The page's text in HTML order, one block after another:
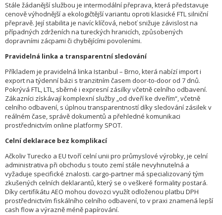
Stále žádanější službou je intermodální přeprava, která představuje
cenově výhodnější a ekologičtější variantu oproti klasické FTL silniční
přepravě. Její stabilita je navíc klíčová, neboť snižuje závislost na
případných zdrženích na tureckých hranicích, způsobených
dopravními zácpami či chybějícími povoleními.
Pravidelná linka a transparentní sledování
Příkladem je pravidelná linka Istanbul – Brno, která nabízí import i
export na týdenní bázi s tranzitním časem door-to-door od 7 dnů.
Pokrývá FTL, LTL, sběrné i expresní zásilky včetně celního odbavení.
Zákazníci získávají komplexní služby „od dveří ke dveřím“, včetně
celního odbavení, s úplnou transparentností díky sledování zásilek v
reálném čase, správě dokumentů a přehledné komunikaci
prostřednictvím online platformy SPOT.
Celní deklarace bez komplikací
Ačkoliv Turecko a EU tvoří celní unii pro průmyslové výrobky, je celní
administrativa při obchodu s touto zemí stále nevyhnutelná a
vyžaduje specifické znalosti. cargo-partner má specializovaný tým
zkušených celních deklarantů, který se o veškeré formality postará.
Díky certifikátu AEO mohou dovozci využít odloženou platbu DPH
prostřednictvím fiskálního celního odbavení, to v praxi znamená lepší
cash flow a výrazně méně papírování.